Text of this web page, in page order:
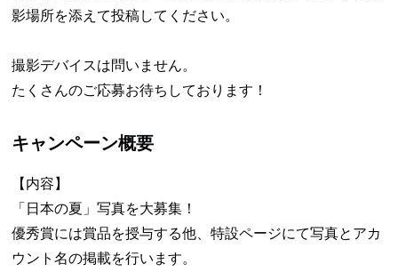
影場所を添えて投稿してください。
撮影デバイスは問いません。
たくさんのご応募お待ちしております！
キャンペーン概要
【内容】
「日本の夏」写真を大募集！
優秀賞には賞品を授与する他、特設ページにて写真とアカ
ウント名の掲載を行います。